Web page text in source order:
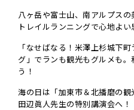
八ヶ岳や富士山、南アルプスの
トレイルランニングで心地よい
「なせばなる！米澤上杉城下
グ」でランも観光もグルメも。
う！
海の日は「加東市＆北播磨の観
田辺眞人先生の特別講演会へ！